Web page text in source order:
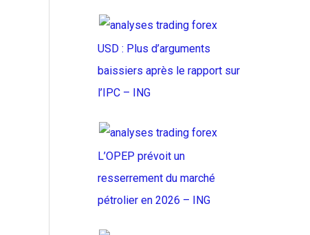
USD : Plus d’arguments
baissiers après le rapport sur
l’IPC – ING
L’OPEP prévoit un
resserrement du marché
pétrolier en 2026 – ING